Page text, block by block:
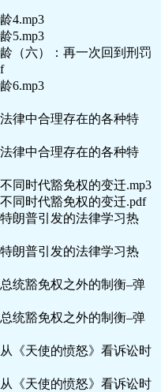
4.mp3
5.mp3
（六）：再一次回到刑罚
6.mp3
律中合理存在的各种特
律中合理存在的各种特
同时代豁免权的变迁.mp3
同时代豁免权的变迁.pdf
朗普引发的法律学习热
朗普引发的法律学习热
统豁免权之外的制衡–弹
统豁免权之外的制衡–弹
《天使的愤怒》看诉讼时
《天使的愤怒》看诉讼时